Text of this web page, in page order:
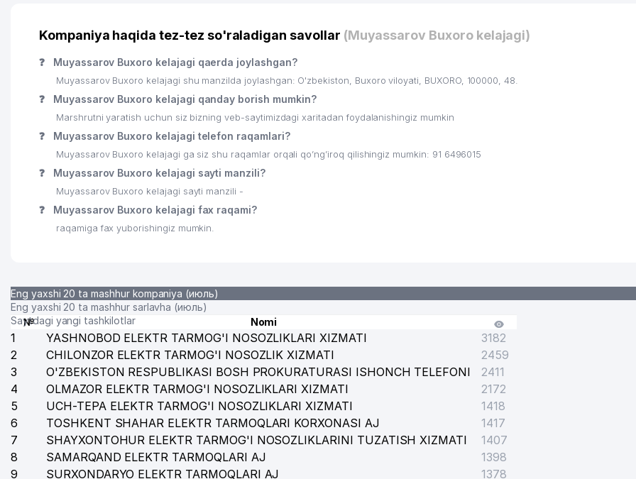
Kompaniya haqida tez-tez so'raladigan savollar (Muyassarov Buxoro kelajagi)
❓ Muyassarov Buxoro kelajagi qaerda joylashgan?
Muyassarov Buxoro kelajagi shu manzilda joylashgan: O'zbekiston, Buxoro viloyati, BUXORO, 100000, 48.
❓ Muyassarov Buxoro kelajagi qanday borish mumkin?
Marshrutni yaratish uchun siz bizning veb-saytimizdagi xaritadan foydalanishingiz mumkin
❓ Muyassarov Buxoro kelajagi telefon raqamlari?
Muyassarov Buxoro kelajagi ga siz shu raqamlar orqali qo’ng’iroq qilishingiz mumkin: 91 6496015
❓ Muyassarov Buxoro kelajagi sayti manzili?
Muyassarov Buxoro kelajagi sayti manzili -
❓ Muyassarov Buxoro kelajagi fax raqami?
raqamiga fax yuborishingiz mumkin.
Eng yaxshi 20 ta mashhur kompaniya (июль)
Eng yaxshi 20 ta mashhur sarlavha (июль)
Saytdagi yangi tashkilotlar
№ Nomi
1 YASHNOBOD ELEKTR TARMOG'I NOSOZLIKLARI XIZMATI
3182
2
CHILONZOR ELEKTR TARMOG'I NOSOZLIK XIZMATI
2459
3
O'ZBEKISTON RESPUBLIKASI BOSH PROKURATURASI ISHONCH TELEFONI
2411
4
OLMAZOR ELEKTR TARMOG'I NOSOZLIKLARI XIZMATI
2172
5
UCH-TEPA ELEKTR TARMOG'I NOSOZLIKLARI XIZMATI
1418
6
TOSHKENT SHAHAR ELEKTR TARMOQLARI KORXONASI AJ
1417
7
SHAYXONTOHUR ELEKTR TARMOG'I NOSOZLIKLARINI TUZATISH XIZMATI
1407
8
SAMARQAND ELEKTR TARMOQLARI AJ
1398
9
SURXONDARYO ELEKTR TARMOQLARI AJ
1378